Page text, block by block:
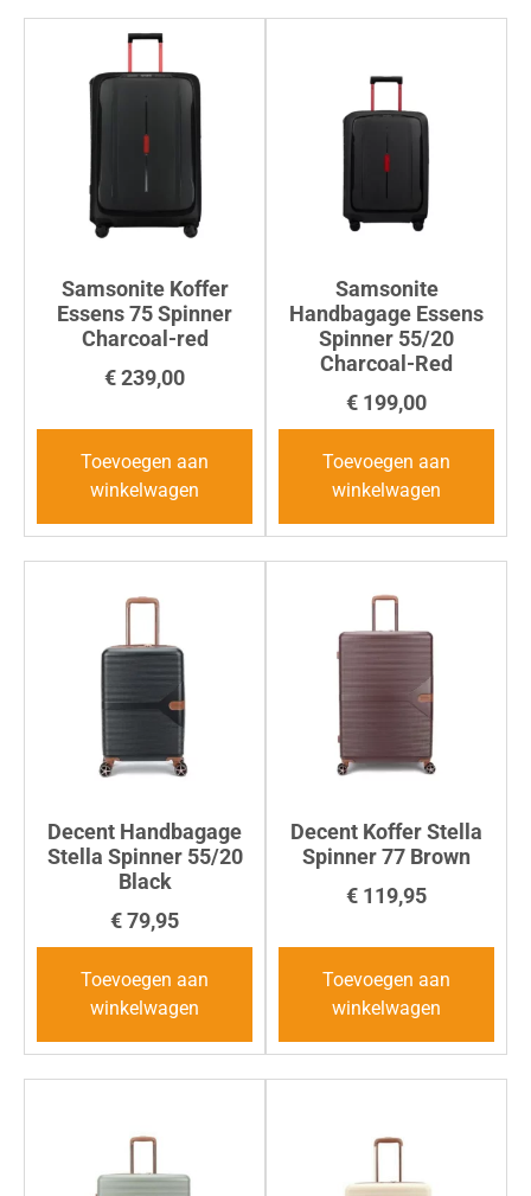
Samsonite Koffer
Essens 75 Spinner
Charcoal-red
€239,00
Toevoegen aan
winkelwagen
Samsonite
Handbagage Essens
Spinner 55/20
Charcoal-Red
€ 199,00
Toevoegen aan
winkelwagen
Decent Handbagage
Stella Spinner 55/20
Black
€79,95
Toevoegen aan
winkelwagen
Decent Koffer Stella
Spinner 77 Brown
€ 119,95
Toevoegen aan
winkelwagen